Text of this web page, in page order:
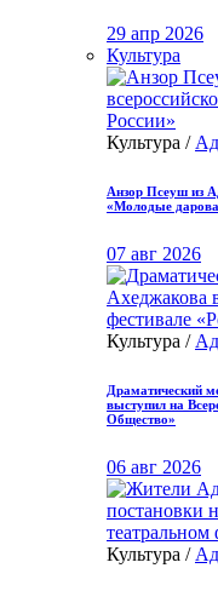
29 апр 2026
Культура
Культура /
Анзор Псеуш из
«Молодые
07 авг 2026
Культура /
Драматический
выступил на
Общество»
06 авг 2026
Культура /